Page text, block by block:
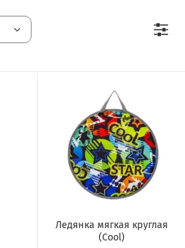
Ледянка мягкая круглая
(Cool)